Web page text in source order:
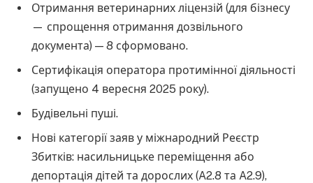
Отримання ветеринарних ліцензій (для бізнесу
— спрощення отримання дозвільного
документа) — 8 сформовано.
Сертифікація оператора протимінної діяльності
(запущено 4 вересня 2025 року).
Будівельні пуші.
Нові категорії заяв у міжнародний Реєстр
Збитків: насильницьке переміщення або
депортація дітей та дорослих (A2.8 та A2.9),